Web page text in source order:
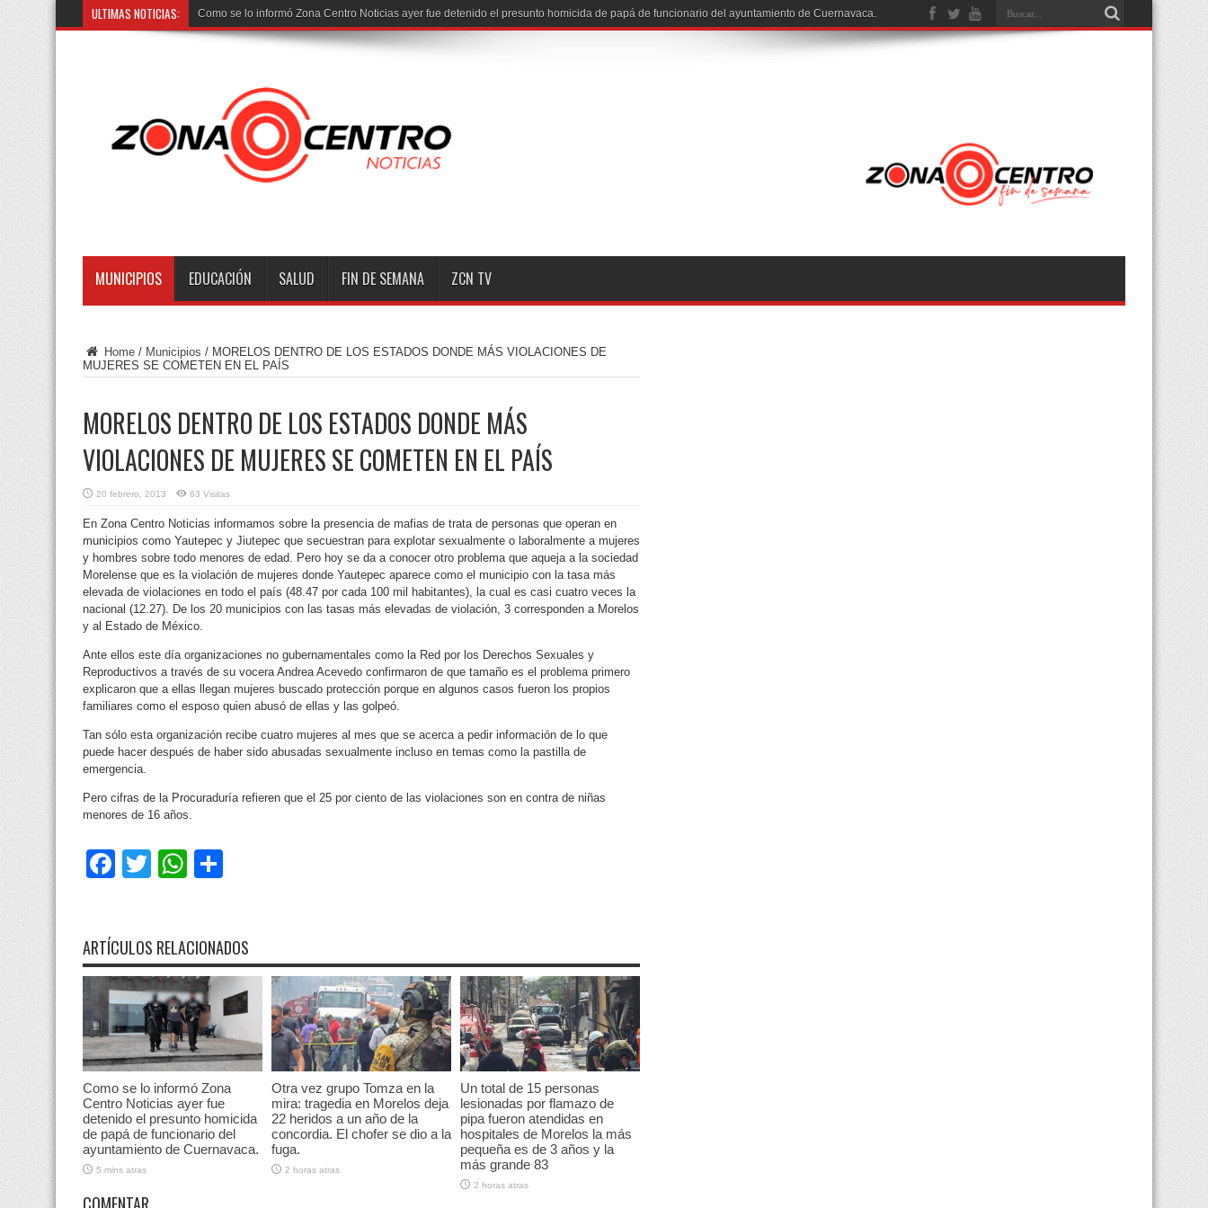
ULTIMAS NOTICIAS: Como se lo informó Zona Centro Noticias ayer fue detenido el presunto homicida de papá de funcionario del ayuntamiento de Cuernavaca.
MUNICIPIOS EDUCACIÓN SALUD FIN DE SEMANA ZCN TV
Home / Municipios / MORELOS DENTRO DE LOS ESTADOS DONDE MÁS VIOLACIONES DE
MUJERES SE COMETEN EN EL PAÍS
MORELOS DENTRO DE LOS ESTADOS DONDE MÁS
VIOLACIONES DE MUJERES SE COMETEN EN EL PAÍS
20 febrero, 2013 63 Visitas
En Zona Centro Noticias informamos sobre la presencia de mafias de trata de personas que operan en
municipios como Yautepec y Jiutepec que secuestran para explotar sexualmente o laboralmente a mujeres
y hombres sobre todo menores de edad. Pero hoy se da a conocer otro problema que aqueja a la sociedad
Morelense que es la violación de mujeres donde Yautepec aparece como el municipio con la tasa más
elevada de violaciones en todo el país (48.47 por cada 100 mil habitantes), la cual es casi cuatro veces la
nacional (12.27). De los 20 municipios con las tasas más elevadas de violación, 3 corresponden a Morelos
y al Estado de México.
Ante ellos este día organizaciones no gubernamentales como la Red por los Derechos Sexuales y
Reproductivos a través de su vocera Andrea Acevedo confirmaron de que tamaño es el problema primero
explicaron que a ellas llegan mujeres buscado protección porque en algunos casos fueron los propios
familiares como el esposo quien abusó de ellas y las golpeó.
Tan sólo esta organización recibe cuatro mujeres al mes que se acerca a pedir información de lo que
puede hacer después de haber sido abusadas sexualmente incluso en temas como la pastilla de
emergencia.
Pero cifras de la Procuraduría refieren que el 25 por ciento de las violaciones son en contra de niñas
menores de 16 años.
Facebook
TwitterWhatsApp
ARTÍCULOS RELACIONADOS
Como se lo informó Zona
Centro Noticias ayer fue
detenido el presunto homicida
de papá de funcionario del
ayuntamiento de Cuernavaca.
5 mins atras
Otra vez grupo Tomza en la
mira: tragedia en Morelos deja
22 heridos a un año de la
concordia. El chofer se dio a la
fuga.
2 horas atras
Un total de 15 personas
lesionadas por flamazo de
pipa fueron atendidas en
hospitales de Morelos la más
pequeña es de 3 años y la
más grande 83
2 horas atras
COMENTAR